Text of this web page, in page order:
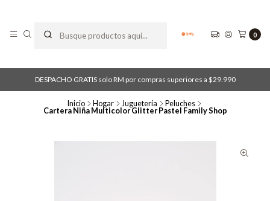
0
DESPACHO GRATIS solo RM por compras superiores a $29.990
Inicio Hogar Juguetería Peluches
Cartera Niña Multicolor Glitter Pastel Family Shop